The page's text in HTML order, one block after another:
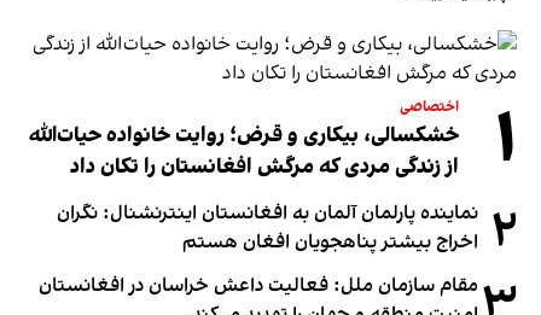
۱ اختصاصی
خشکسالی، بیکاری و قرض؛ روایت خانواده حیات‌الله
از زندگی مردی که مرگش افغانستان را تکان داد
۲ نماینده پارلمان آلمان به افغانستان اینترنشنال: نگران
اخراج بیشتر پناهجویان افغان هستم
مقام سازمان ملل: فعالیت داعش خراسان در افغانستان